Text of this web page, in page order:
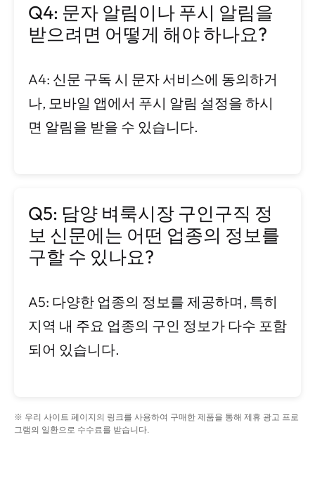
Q4: 문자 알림이나 푸시 알림을
받으려면 어떻게 해야 하나요?
A4: 신문 구독 시 문자 서비스에 동의하거
나, 모바일 앱에서 푸시 알림 설정을 하시
면 알림을 받을 수 있습니다.
Q5: 담양 벼룩시장 구인구직 정
보 신문에는 어떤 업종의 정보를
구할 수 있나요?
A5: 다양한 업종의 정보를 제공하며, 특히
지역 내 주요 업종의 구인 정보가 다수 포함
되어 있습니다.
※ 우리 사이트 페이지의 링크를 사용하여 구매한 제품을 통해 제휴 광고 프로
그램의 일환으로 수수료를 받습니다.